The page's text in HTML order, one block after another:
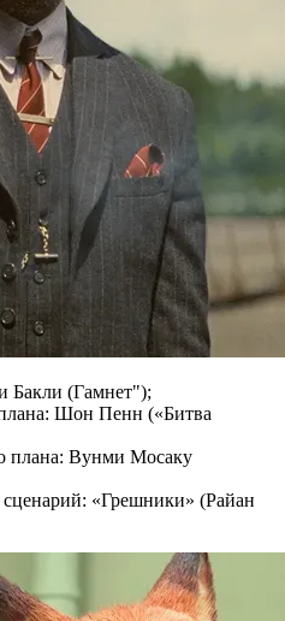
Бакли (Гамнет");
Шон Пенн («Битва
плана: Вунми Мосаку
«Грешники» (Райан